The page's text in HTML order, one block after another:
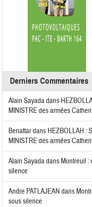
Derniers Commentaires
Alain Sayadadans
MINISTRE des armées
Benattardans HEZBOLLAH :
MINISTRE des armées
Alain Sayadadans Montreuil :
silence
Andre PATLAJEAN dans
sous silence